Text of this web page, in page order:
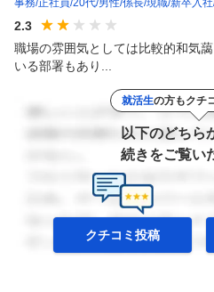
事務 正社員 20代 男性 係長 現職 新卒入社
2.3
職場の雰囲気としては比較的和気
いる部署もあり...
就活生の方もクチ
以下のどちら
続きをご覧い
クチコミ投稿